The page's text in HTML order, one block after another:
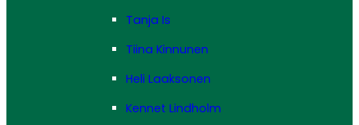
Tanja Is
Tiina Kinnunen
Heli Laaksonen
Kennet Lindholm